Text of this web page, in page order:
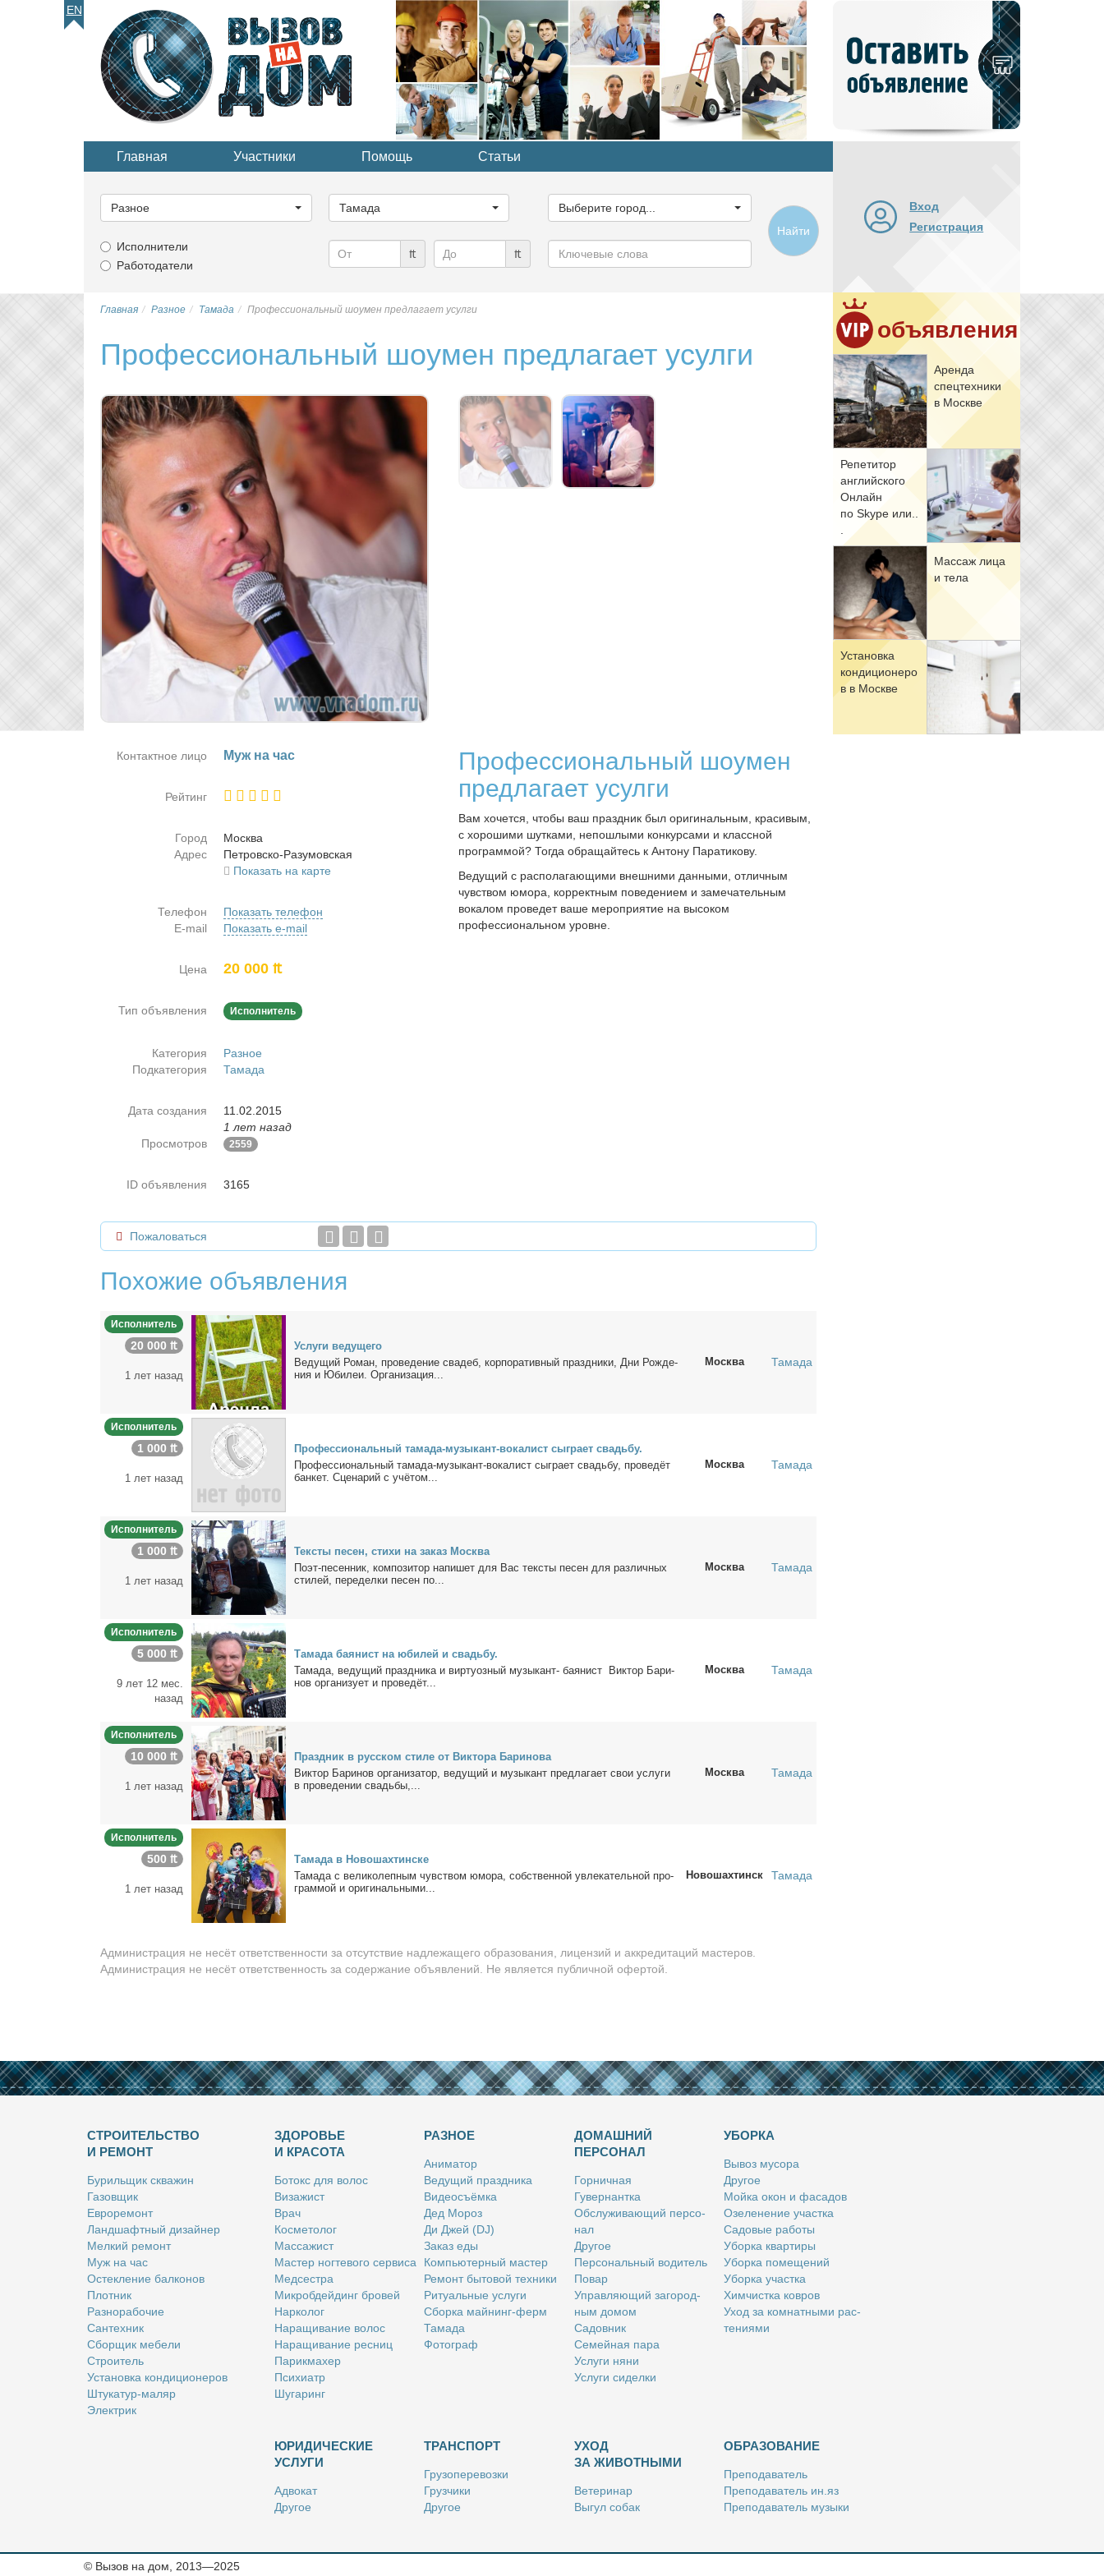
EN
объявление
Главная Участники Помощь Статьи
категорию...
Разное
категорию...
Тамада
город...
Выберите город...
Исполнители
Работодатели
₶ ₶
Ключевые
слова
Найти
Вход
Регистрация
объявления
Арен­да
спец­тех­ни­ки
в Москве
Ре­пе­ти­тор
ан­глий­ско­го
Он­лайн
по Skype или..
Мас­саж ли­ца
и те­ла
Уста­нов­ка
кон­ди­ци­о­не­ро
в в Москве
Главная Разное Тамада Профессиональный шоумен предлагает усулги
Профессиональный шоумен предлагает усулги
Профессиональный шоумен
предлагает усулги
Вам хочется, чтобы ваш праздник был оригинальным, красивым,
с хорошими шутками, непошлыми конкурсами и классной
программой? Тогда обращайтесь к Антону Паратикову.
Ведущий с располагающими внешними данными, отличным
чувством юмора, корректным поведением и замечательным
вокалом проведет ваше мероприятие на высоком
профессиональном уровне.
Контактное лицо Муж на час
Рейтинг
Город
Москва
Адрес
Пет­ров­ско-Ра­з­умов­ская
Показать на карте
Телефон
Показать телефон
E-mail
Показать e-mail
Цена 20 000 ₶
Тип объявления Исполнитель
Категория
Разное
Подкатегория
Тамада
Дата создания
11.02.2015
1 лет назад
Просмотров
2559
ID объявления 3165
Пожаловаться
Похожие объявления
Исполнитель
20 000 ₶
1 лет назад
Услу­ги ве­ду­ще­го
Ве­ду­щий Ро­ман, про­ве­де­ние сва­деб, кор­по­ра­тив­ный празд­ни­ки, Дни Рож­де­
ния и Юби­леи. Ор­га­ни­за­ция...
Москва Тамада
Исполнитель
1 000 ₶
1 лет назад
Про­фес­сио­наль­ный та­ма­да-му­зы­кант-во­ка­лист сыг­ра­ет свадь­бу.
Про­фес­сио­наль­ный та­ма­да-му­зы­кант-во­ка­лист сыг­ра­ет свадь­бу, про­ве­дёт
бан­кет. Сце­на­рий с учё­том...
Москва Тамада
Исполнитель
1 000 ₶
1 лет назад
Тек­сты пе­сен, сти­хи на за­каз Москва
По­эт-пе­сен­ник, ком­по­зи­тор на­пи­шет для Вас тек­сты пе­сен для раз­лич­ных
сти­лей, пе­ре­дел­ки пе­сен по...
Москва Тамада
Исполнитель
5 000 ₶
9 лет 12 мес.
назад
Та­ма­да ба­я­нист на юби­лей и свадь­бу.
Та­ма­да, ве­ду­щий празд­ни­ка и вир­ту­оз­ный му­зы­кант- ба­я­нист Вик­тор Ба­ри­
нов ор­га­ни­зу­ет и про­ве­дёт...
Москва Тамада
Исполнитель
10 000 ₶
1 лет назад
Празд­ник в рус­ском сти­ле от Вик­то­ра Ба­ри­но­ва
Вик­тор Ба­ри­нов ор­га­ни­за­тор, ве­ду­щий и му­зы­кант пред­ла­га­ет свои услу­ги
в про­ве­де­нии свадь­бы,...
Москва Тамада
Исполнитель
500 ₶
1 лет назад
Та­ма­да в Но­во­шах­тин­ске
Та­ма­да с ве­ли­ко­леп­ным чув­ством юмо­ра, соб­ствен­ной увле­ка­тель­ной про­
грам­мой и ори­ги­наль­ны­ми...
Новошахтинск Тамада
Администрация не несёт ответственности за отсутствие надлежащего образования, лицензий и аккредитаций мастеров.
Администрация не несёт ответственность за содержание объявлений. Не является публичной офертой.
СТРОИТЕЛЬСТВО
И РЕМОНТ
Бу­риль­щик сква­жин
Га­зов­щик
Ев­ро­ре­монт
Ланд­шафт­ный ди­зай­нер
Мел­кий ре­монт
Муж на час
Остек­ле­ние бал­ко­нов
Плот­ник
Раз­но­ра­бо­чие
Сан­тех­ник
Сбор­щик ме­бе­ли
Стро­и­тель
Уста­нов­ка кон­ди­ци­о­не­ров
Шту­ка­тур-ма­ляр
Элек­трик
ЗДОРОВЬЕ
И КРАСОТА
Бо­токс для во­лос
Ви­за­жист
Врач
Кос­ме­то­лог
Мас­са­жист
Ма­стер ног­те­во­го сер­ви­са
Мед­сест­ра
Мик­роб­дей­динг бро­вей
Нар­ко­лог
На­ра­щи­ва­ние во­лос
На­ра­щи­ва­ние рес­ниц
Па­рик­махер
Пси­хи­атр
Шу­га­ринг
РАЗНОЕ
Ани­ма­тор
Ве­ду­щий празд­ни­ка
Ви­део­съём­ка
Дед Мо­роз
Ди Джей (DJ)
За­каз еды
Ком­пью­тер­ный ма­стер
Ре­монт бы­то­вой тех­ни­ки
Ри­ту­аль­ные услу­ги
Сбор­ка май­нинг-ферм
Та­ма­да
Фо­то­граф
ДОМАШНИЙ
ПЕРСОНАЛ
Гор­нич­ная
Гу­вер­нант­ка
Об­слу­жи­ва­ю­щий пер­со­
нал
Дру­гое
Пер­со­наль­ный во­ди­тель
По­вар
Управ­ля­ю­щий за­го­род­
ным до­мом
Са­дов­ник
Се­мей­ная па­ра
Услу­ги ня­ни
Услу­ги си­дел­ки
УБОРКА
Вы­воз му­со­ра
Дру­гое
Мой­ка окон и фа­са­дов
Озе­ле­не­ние участ­ка
Са­до­вые ра­бо­ты
Убор­ка квар­ти­ры
Убор­ка по­ме­ще­ний
Убор­ка участ­ка
Хим­чист­ка ков­ров
Уход за ком­нат­ны­ми рас­
те­ни­я­ми
ЮРИДИЧЕСКИЕ
УСЛУГИ
Адво­кат
Дру­гое
Ри­эл­тор
ТРАНСПОРТ
Гру­зо­пе­ре­воз­ки
Груз­чи­ки
Дру­гое
Так­си
УХОД
ЗА ЖИВОТНЫМИ
Ве­те­ри­нар
Вы­гул со­бак
Стриж­ка жи­вот­ных
ОБРАЗОВАНИЕ
Пре­по­да­ва­тель
Пре­по­да­ва­тель ин.яз
Пре­по­да­ва­тель му­зы­ки
© Вызов на дом, 2013—2025